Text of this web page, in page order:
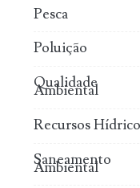
Pesca
Poluição
Qualidade
Ambiental
Recursos
Saneamento
Ambiental